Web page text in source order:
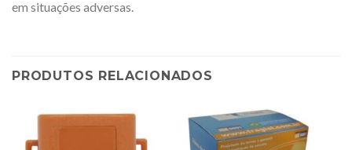
em situações adversas.
PRODUTOS RELACIONADOS